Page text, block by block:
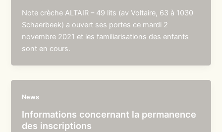
Note crèche ALTAIR – 49 lits (av Voltaire, 63 à 1030
Schaerbeek) a ouvert ses portes ce mardi 2
novembre 2021 et les familiarisations des enfants
sont en cours.
News
Informations concernant la permanence
des inscriptions